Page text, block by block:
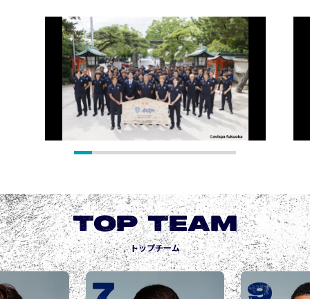
TOP TEAM
トップチーム
城後 寿